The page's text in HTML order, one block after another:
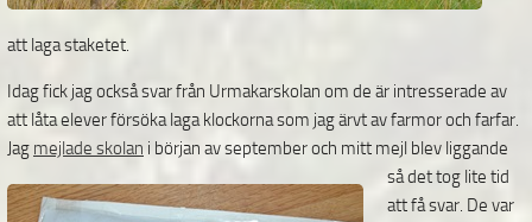
att laga staketet.
Idag fick jag också svar från Urmakarskolan om de är intresserade av
att låta elever försöka laga klockorna som jag ärvt av farmor och farfar.
Jag mejlade skolan i början av september och mitt mejl blev liggande
så det tog lite tid
att få svar. De var